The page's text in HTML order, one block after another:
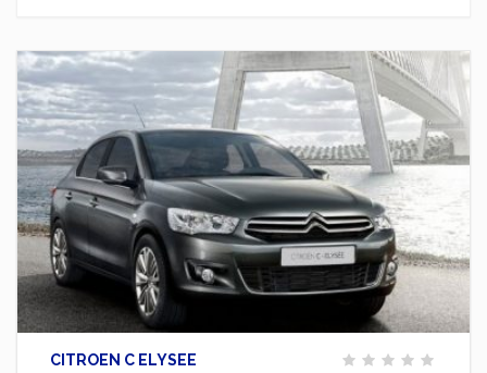
CITROEN C ELYSEE